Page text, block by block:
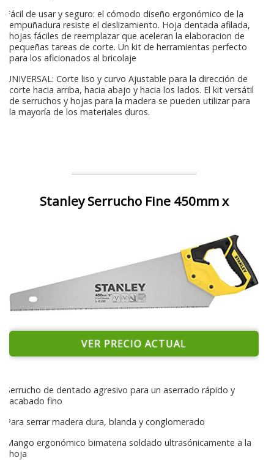
Fácil de usar y seguro: el cómodo diseño ergonómico de la
empuñadura resiste el deslizamiento. Hoja dentada afilada,
hojas fáciles de reemplazar que aceleran la elaboracion de
pequeñas tareas de corte. Un kit de herramientas perfecto
para los aficionados al bricolaje
UNIVERSAL: Corte liso y curvo Ajustable para la dirección de
corte hacia arriba, hacia abajo y hacia los lados. El kit versátil
de serruchos y hojas para la madera se pueden utilizar para
la mayoría de los materiales duros.
Stanley Serrucho Fine 450mm x
VER PRECIO ACTUAL
Serrucho de dentado agresivo para un aserrado rápido y
acabado fino
Para serrar madera dura, blanda y conglomerado
Mango ergonómico bimateria soldado ultrasónicamente a la
hoja